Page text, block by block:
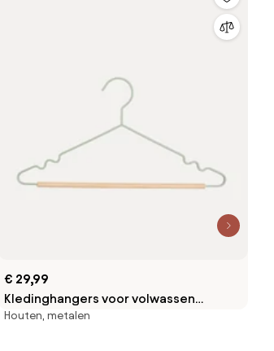
€ 29,99
Kledinghangers voor volwassen
bovenkleding, 10-delig
Houten, metalen